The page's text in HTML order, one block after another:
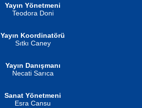
Yayın Yönetmeni
Teodora Doni
Yayın Koordinatörü
Sıtkı Caney
Yayın Danışmanı
Necati Sarıca
Sanat Yönetmeni
Esra Cansu